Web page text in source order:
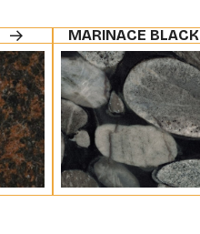
MARINACE BLACK